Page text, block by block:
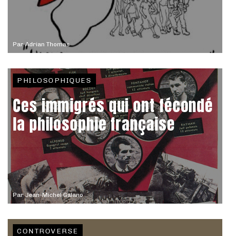
ParAdrian Thomas
ParJean-Michel Galano
PHILOSOPHIQUES
Ces immigrés qui ont fécondé
la philosophie française
CONTROVERSE